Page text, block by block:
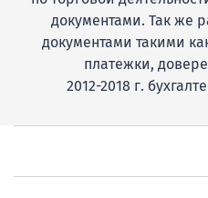
документами. Так же
документами такими
платежки,
2012-2018 г.